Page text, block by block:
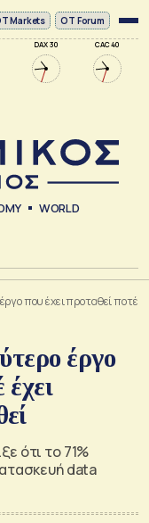
DAX 30 CAC 40
Markets OT Forum
WORLD
που έχει προταθεί ποτέ
έργο
έχει
ότι το 71%
data